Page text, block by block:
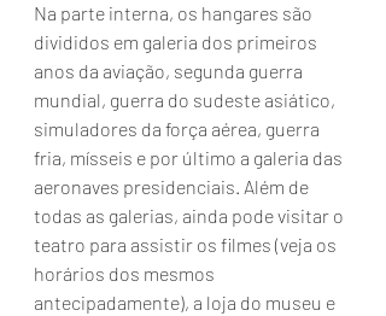
Na parte interna, os hangares são
divididos em galeria dos primeiros
anos da aviação, segunda guerra
mundial, guerra do sudeste asiático,
simuladores da força aérea, guerra
fria, mísseis e por último a galeria das
aeronaves presidenciais. Além de
todas as galerias, ainda pode visitar o
teatro para assistir os filmes (veja os
horários dos mesmos
antecipadamente), a loja do museu e